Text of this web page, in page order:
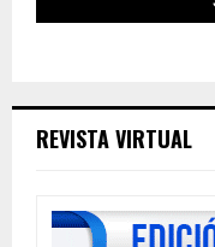
REVISTA VIRTUAL